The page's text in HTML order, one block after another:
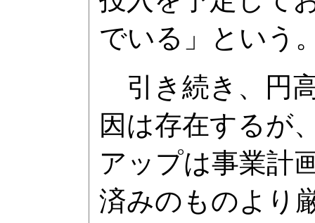
でいる」という
引き続き、円
因は存在するが
アップは事業計
済みのものより